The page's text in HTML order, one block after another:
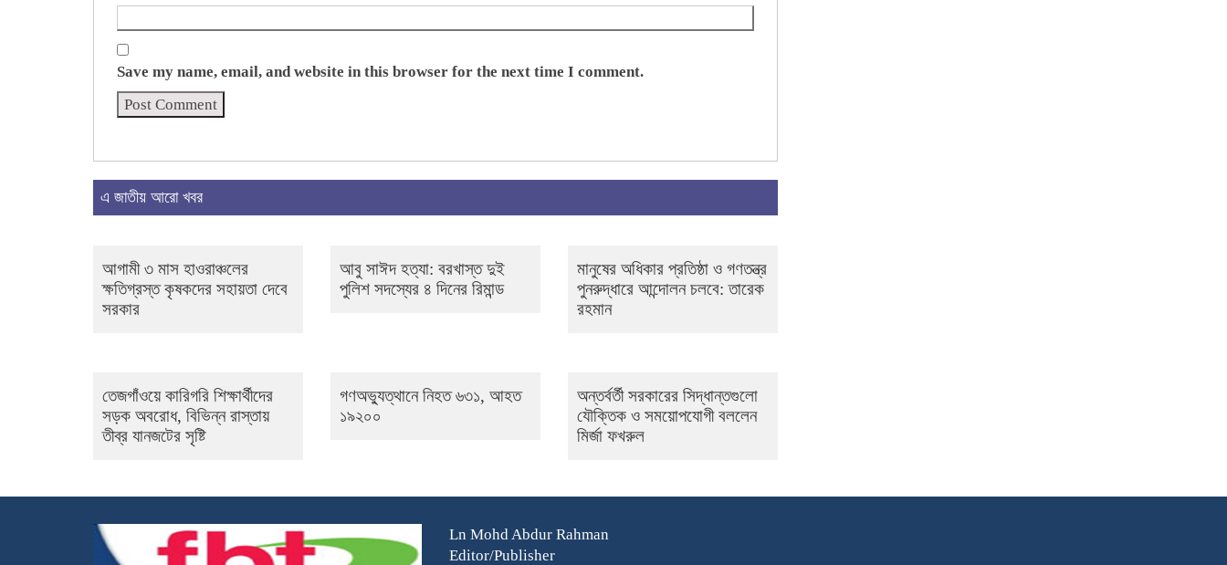
Save my name, email, and website in this browser for the next time I comment.
এ জাতীয় আরো খবর
আগামী ৩ মাস হাওরাঞ্চলের
ক্ষতিগ্রস্ত কৃষকদের সহায়তা দেবে
সরকার
আবু সাঈদ হত্যা: বরখাস্ত দুই
পুলিশ সদস্যের ৪ দিনের রিমান্ড
মানুষের অধিকার প্রতিষ্ঠা ও গণতন্ত্র
পুনরুদ্ধারে আন্দোলন চলবে: তারেক
রহমান
তেজগাঁওয়ে কারিগরি শিক্ষার্থীদের
সড়ক অবরোধ, বিভিন্ন রাস্তায়
তীব্র যানজটের সৃষ্টি
গণঅভ্যুত্থানে নিহত ৬৩১, আহত
১৯২০০
অন্তর্বর্তী সরকারের সিদ্ধান্তগুলো
যৌক্তিক ও সময়োপযোগী বললেন
মির্জা ফখরুল
Ln Mohd Abdur Rahman
Editor/Publisher